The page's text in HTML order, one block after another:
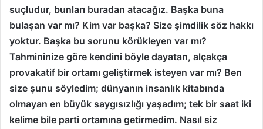
suçludur, bunları buradan atacağız. Başka buna
bulaşan var mı? Kim var başka? Size şimdilik söz hakkı
yoktur. Başka bu sorunu körükleyen var mı?
Tahmininize göre kendini böyle dayatan, alçakça
provakatif bir ortamı geliştirmek isteyen var mı? Ben
size şunu söyledim; dünyanın insanlık kitabında
olmayan en büyük saygısızlığı yaşadım; tek bir saat iki
kelime bile parti ortamına getirmedim. Nasıl siz